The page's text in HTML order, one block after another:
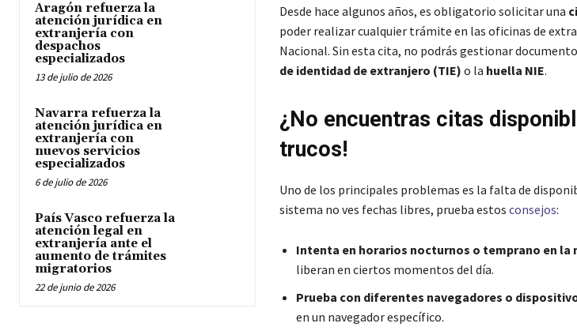
Aragón refuerza la
atención jurídica en
extranjería con
despachos
especializados
13 de julio de 2026
Navarra refuerza la
atención jurídica en
extranjería con
nuevos servicios
especializados
6 de julio de 2026
País Vasco refuerza la
atención legal en
extranjería ante el
aumento de trámites
migratorios
22 de junio de 2026
Desde hace algunos años, es obligatorio solicitar una
poder realizar cualquier trámite en las oficinas de
Nacional. Sin esta cita, no podrás gestionar
de identidad de extranjero (TIE) o la huella NIE.
¿No encuentras citas
trucos!
Uno de los principales problemas es la falta de
sistema no ves fechas libres, prueba estos consejos:
Intenta en horarios nocturnos o temprano en la
liberan en ciertos momentos del día.
Prueba con diferentes navegadores o
en un navegador específico.